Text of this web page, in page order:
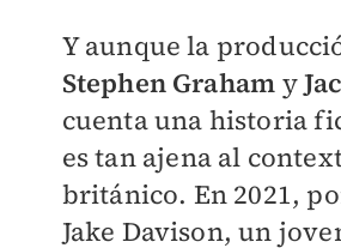
Y aunque la
Stephen Graham y
cuenta una historia
es tan ajena al
británico. En 2021,
Jake Davison, un